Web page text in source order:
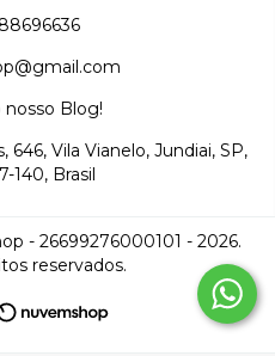
nosso Blog!
646, Vila Vianelo, Jundiai, SP,
140, Brasil
- 26699276000101 - 2026.
reservados.